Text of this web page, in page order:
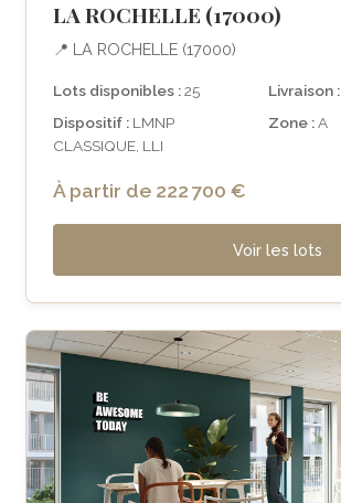
LA ROCHELLE (17000)
📍 LA ROCHELLE (17000)
Lots disponibles :25 Livraison :
Dispositif : LMNP
CLASSIQUE, LLI
Zone :A
À partir de 222 700 €
Voir les lots